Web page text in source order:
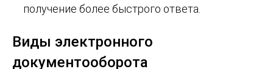
получение более быстрого ответа.
Виды электронного
документооборота